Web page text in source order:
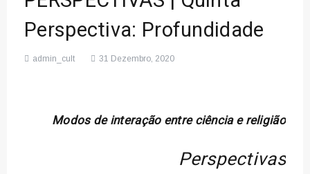
Perspectiva: Profundidade
admin_cult 31 Dezembro, 2020
Modos de interação entre ciência e religião
Perspectivas